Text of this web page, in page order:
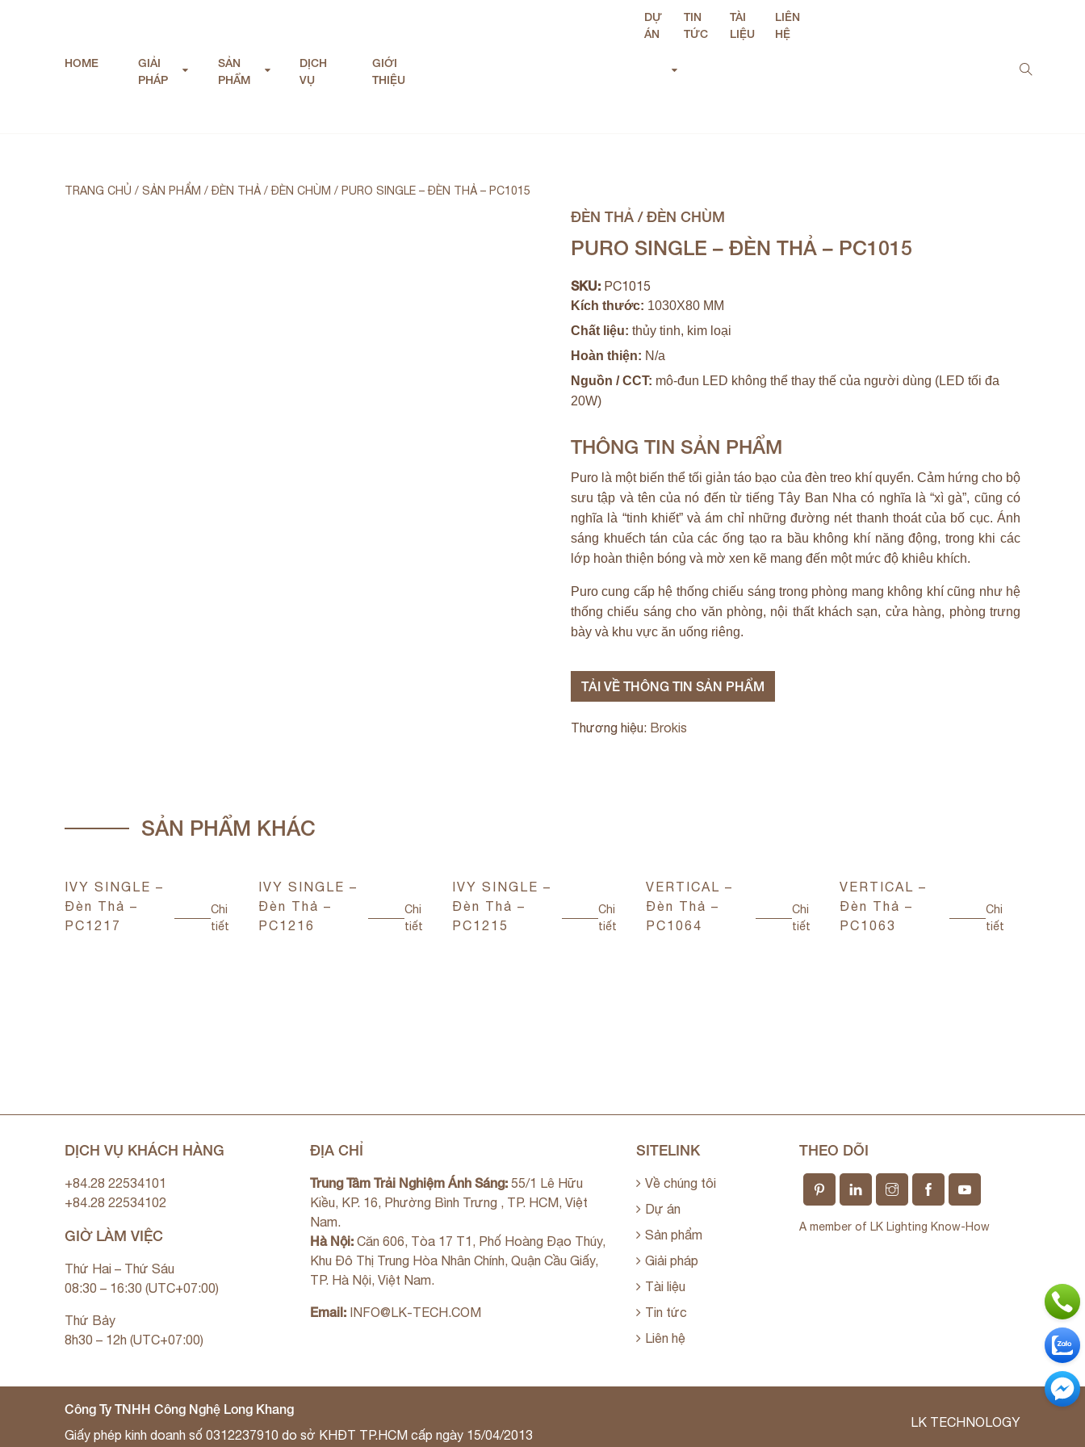
HOME
GIẢI
PHÁP
SẢN
PHẨM
DỊCH
VỤ
GIỚI
THIỆU
DỰ
ÁN
TIN
TỨC
TÀI
LIỆU
LIÊN
HỆ
TRANG CHỦ / SẢN PHẨM / ĐÈN THẢ / ĐÈN CHÙM / PURO SINGLE – ĐÈN THẢ – PC1015
ĐÈN THẢ / ĐÈN CHÙM
PURO SINGLE – ĐÈN THẢ – PC1015
SKU: PC1015
Kích thước: 1030X80 MM
Chất liệu: thủy tinh, kim loại
Hoàn thiện: N/a
Nguồn / CCT: mô-đun LED không thể thay thế của người dùng (LED tối đa
20W)
THÔNG TIN SẢN PHẨM
Puro là một biến thể tối giản táo bạo của đèn treo khí quyển. Cảm hứng cho bộ
sưu tập và tên của nó đến từ tiếng Tây Ban Nha có nghĩa là “xì gà”, cũng có
nghĩa là “tinh khiết” và ám chỉ những đường nét thanh thoát của bố cục. Ánh
sáng khuếch tán của các ống tạo ra bầu không khí năng động, trong khi các
lớp hoàn thiện bóng và mờ xen kẽ mang đến một mức độ khiêu khích.
Puro cung cấp hệ thống chiếu sáng trong phòng mang không khí cũng như hệ
thống chiếu sáng cho văn phòng, nội thất khách sạn, cửa hàng, phòng trưng
bày và khu vực ăn uống riêng.
TẢI VỀ THÔNG TIN SẢN PHẨM
Thương hiệu: Brokis
SẢN PHẨM KHÁC
IVY SINGLE –
Đèn Thả –
PC1217
Chi
tiết
IVY SINGLE –
Đèn Thả –
PC1216
Chi
tiết
IVY SINGLE –
Đèn Thả –
PC1215
Chi
tiết
VERTICAL –
Đèn Thả –
PC1064
Chi
tiết
VERTICAL –
Đèn Thả –
PC1063
Chi
tiết
DỊCH VỤ KHÁCH HÀNG
+84.28 22534101
+84.28 22534102
GIỜ LÀM VIỆC
Thứ Hai – Thứ Sáu
08:30 – 16:30 (UTC+07:00)
Thứ Bảy
8h30 – 12h (UTC+07:00)
ĐỊA CHỈ
Trung Tâm Trải Nghiệm Ánh Sáng:55/1 Lê Hữu
Kiều, KP. 16, Phường Bình Trưng , TP. HCM, Việt
Nam.
Hà Nội:Căn 606, Tòa 17 T1, Phố Hoàng Đạo Thúy,
Khu Đô Thị Trung Hòa Nhân Chính, Quận Cầu Giấy,
TP. Hà Nội, Việt Nam.
Email:INFO@LK-TECH.COM
SITELINK
Về chúng tôi
Dự án
Sản phẩm
Giải pháp
Tài liệu
Tin tức
Liên hệ
THEO DÕI
A member of LK Lighting Know-How
Công Ty TNHH Công Nghệ Long Khang
Giấy phép kinh doanh số 0312237910 do sở KHĐT TP.HCM cấp ngày 15/04/2013
LK TECHNOLOGY